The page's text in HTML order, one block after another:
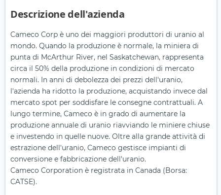
Descrizione dell'azienda
Cameco Corp è uno dei maggiori produttori di uranio al
mondo. Quando la produzione è normale, la miniera di
punta di McArthur River, nel Saskatchewan, rappresenta
circa il 50% della produzione in condizioni di mercato
normali. In anni di debolezza dei prezzi dell'uranio,
l'azienda ha ridotto la produzione, acquistando invece dal
mercato spot per soddisfare le consegne contrattuali. A
lungo termine, Cameco è in grado di aumentare la
produzione annuale di uranio riavviando le miniere chiuse
e investendo in quelle nuove. Oltre alla grande attività di
estrazione dell'uranio, Cameco gestisce impianti di
conversione e fabbricazione dell'uranio.
Cameco Corporation è registrata in Canada (Borsa:
CATSE).